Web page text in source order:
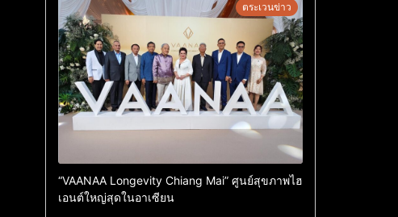
ตระเวนข่าว
“VAANAA Longevity Chiang Mai” ศูนย์สุขภาพไฮ
เอนต์ใหญ่สุดในอาเซียน